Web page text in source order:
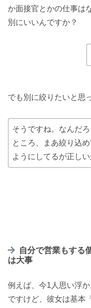
か面接官とかの仕事は
別にいいんですか？
でも別に絞りたいと思
そうですね。なんだ
ところ、まあ絞り込
ようにしてるが正し
自分で営業もする
は大事
例えば、今1人思い浮
ですけど、彼女は基本